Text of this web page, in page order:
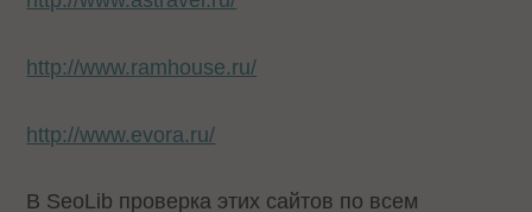
http://www.ramhouse.ru/
http://www.evora.ru/
В SeoLib проверка этих сайтов по всем